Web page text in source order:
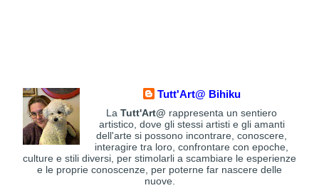
Tutt'Art@ Bihiku
LaTutt'Art@ rappresenta un sentiero
artistico, dove gli stessi artisti e gli amanti
dell'arte si possono incontrare, conoscere,
interagire tra loro, confrontare con epoche,
culture e stili diversi, per stimolarli a scambiare le esperienze
e le proprie conoscenze, per poterne far nascere delle
nuove.